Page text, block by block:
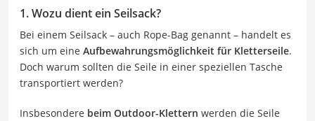
1. Wozu dient ein Seilsack?
Bei einem Seilsack – auch Rope-Bag genannt – handelt es
sich um eine Aufbewahrungsmöglichkeit für Kletterseile.
Doch warum sollten die Seile in einer speziellen Tasche
transportiert werden?
Insbesondere beim Outdoor-Klettern werden die Seile